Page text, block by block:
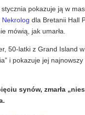
pokazuje ją w
Nekrolog dla Bretanii Hall
mówią, jak umarła.
50-latki z Grand Island
i pokazuje jej
synów, zmarła